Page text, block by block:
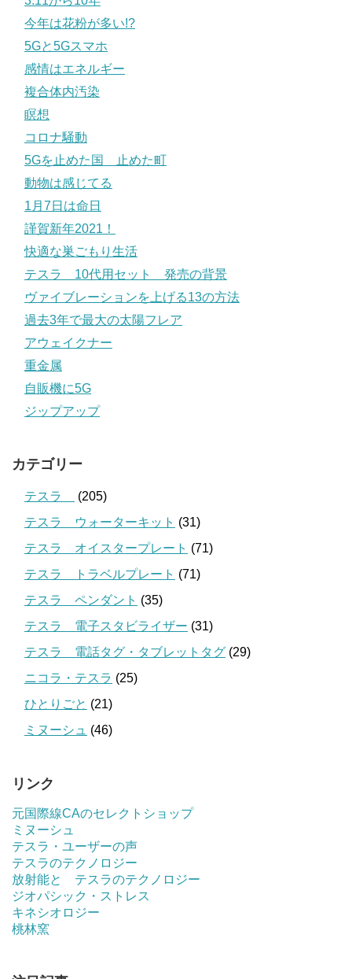
今年は花粉が多い!?
5Gと5Gスマホ
感情はエネルギー
複合体内汚染
瞑想
コロナ騒動
5Gを止めた国 止めた町
動物は感じてる
1月7日は命日
謹賀新年2021！
快適な巣ごもり生活
テスラ 10代用セット 発売の背景
ヴァイブレーションを上げる13の方法
過去3年で最大の太陽フレア
アウェイクナー
重金属
自販機に5G
ジップアップ
カテゴリー
テスラ
(205)
テスラ ウォーターキット (31)
テスラ オイスタープレート (71)
テスラ トラベルプレート (71)
テスラ ペンダント (35)
テスラ 電子スタビライザー (31)
テスラ 電話タグ・タブレットタグ (29)
ニコラ・テスラ (25)
ひとりごと (21)
ミヌーシュ (46)
リンク
元国際線CAのセレクトショップ
ミヌーシュ
テスラ・ユーザーの声
テスラのテクノロジー
放射能と テスラのテクノロジー
ジオパシック・ストレス
キネシオロジー
桃林窯